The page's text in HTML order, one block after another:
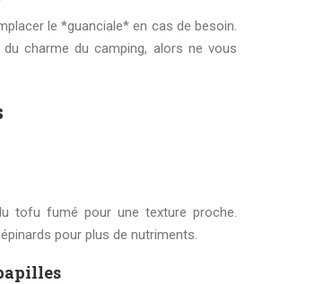
le *guanciale* en cas de besoin.
charme du camping, alors ne vous
tofu fumé pour une texture proche.
pour plus de nutriments.